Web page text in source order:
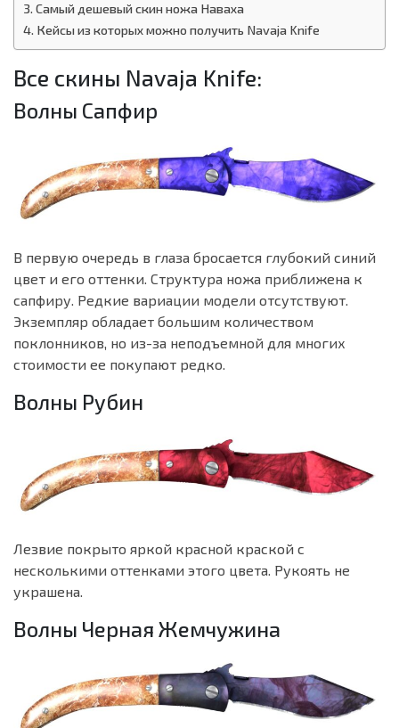
Самый дешевый скин ножа Наваха
Кейсы из которых можно получить Navaja Knife
Все скины Navaja Knife:
Волны Сапфир
В первую очередь в глаза бросается глубокий синий
цвет и его оттенки. Структура ножа приближена к
сапфиру. Редкие вариации модели отсутствуют.
Экземпляр обладает большим количеством
поклонников, но из-за неподъемной для многих
стоимости ее покупают редко.
Волны Рубин
Лезвие покрыто яркой красной краской с
несколькими оттенками этого цвета. Рукоять не
украшена.
Волны Черная Жемчужина